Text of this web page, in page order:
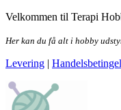
Skip
the
Velkommen til Terapi
Her kan du få alt i hobby
Levering |